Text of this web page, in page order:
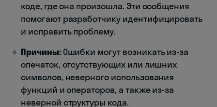
коде, где она произошла. Эти сообщения
помогают разработчику идентифицировать
и исправить проблему.
Причины:Ошибки могут возникать из-за
опечаток, отсутствующих или лишних
символов, неверного использования
функций и операторов, а также из-за
неверной структуры кода.